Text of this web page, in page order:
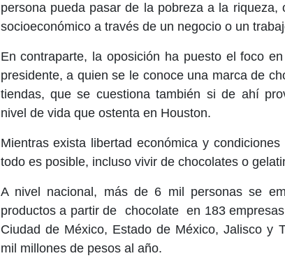
persona pueda pasar de la pobreza a la riqueza,
socioeconómico a través de un negocio o un
En contraparte, la oposición ha puesto el foco
presidente, a quien se le conoce una marca de
tiendas, que se cuestiona también si de ahí
nivel de vida que ostenta en Houston.
Mientras exista libertad económica y
todo es posible, incluso vivir de chocolates o
A nivel nacional, más de 6 mil personas se
productos a partir de chocolate en 183
Ciudad de México, Estado de México, Jalisco y
mil millones de pesos al año.